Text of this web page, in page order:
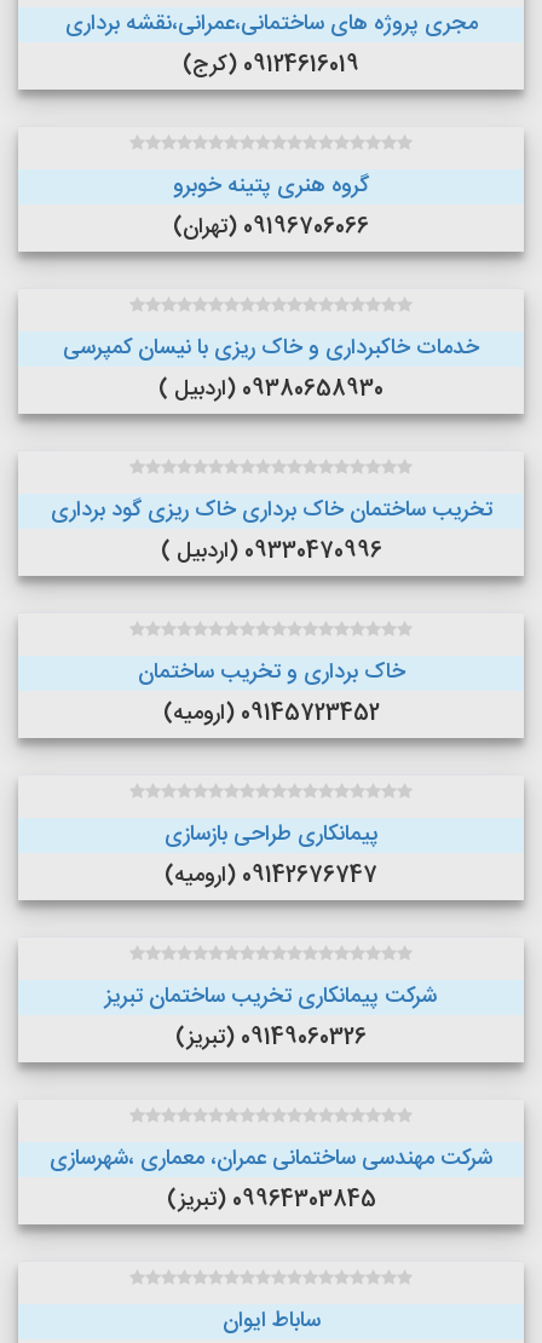
مجری پروژه های ساختمانی،عمرانی،نقشه برداری
09124616019 (کرج)
گروه هنری پتینه خوبرو
09196706066 (تهران)
خدمات خاکبرداری و خاک ریزی با نیسان کمپرسی
09380658930 (اردبیل )
تخریب ساختمان خاک برداری خاک ریزی گود برداری
09330470996 (اردبیل )
خاک برداری و تخریب ساختمان
09145723452 (ارومیه)
پیمانکاری طراحی بازسازی
09142676747 (ارومیه)
شرکت پیمانکاری تخریب ساختمان تبریز
09149060326 (تبریز)
شرکت مهندسی ساختمانی عمران، معماری ،شهرسازی
09964303845 (تبریز)
ساباط ایوان